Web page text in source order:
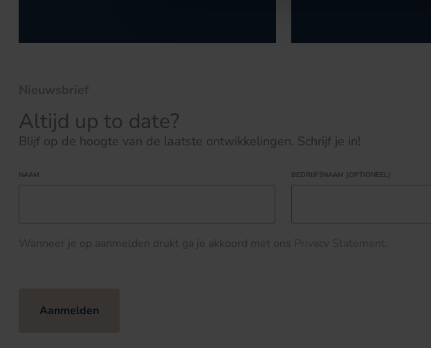
Nieuwsbrief
Altijd up to date?
Blijf op de hoogte van de laatste ontwikkelingen. Schrijf je in!
NAAM BEDRIJFSNAAM (OPTIONEEL)
Wanneer je op aanmelden drukt ga je akkoord met ons Privacy Statement.
Aanmelden